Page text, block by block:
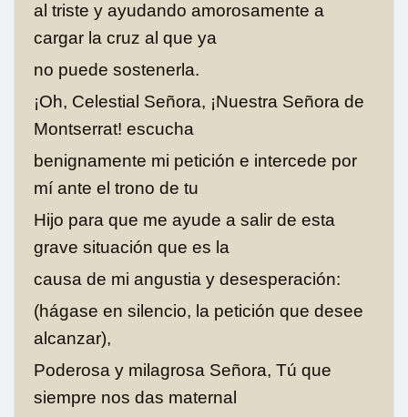
al triste y ayudando amorosamente a
cargar la cruz al que ya
no puede sostenerla.
¡Oh, Celestial Señora, ¡Nuestra Señora de
Montserrat! escucha
benignamente mi petición e intercede por
mí ante el trono de tu
Hijo para que me ayude a salir de esta
grave situación que es la
causa de mi angustia y desesperación:
(hágase en silencio, la petición que desee
alcanzar),
Poderosa y milagrosa Señora, Tú que
siempre nos das maternal